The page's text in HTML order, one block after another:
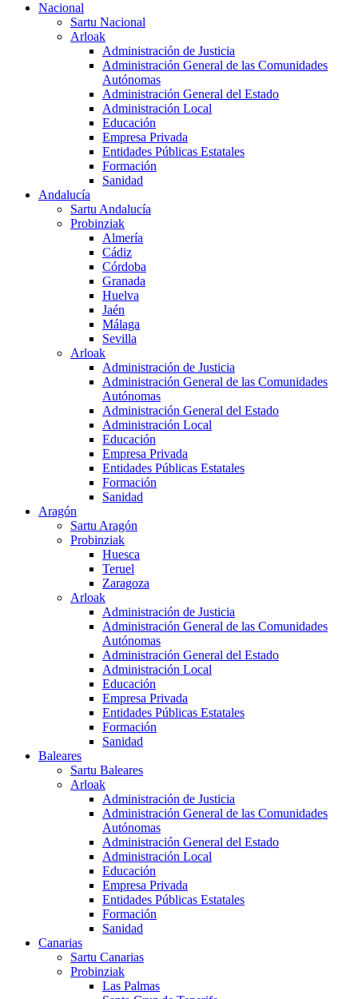
Nacional
Sartu Nacional
Arloak
Administración de Justicia
Administración General de las Comunidades
Autónomas
Administración General del Estado
Administración Local
Educación
Empresa Privada
Entidades Públicas Estatales
Formación
Sanidad
Andalucía
Sartu Andalucía
Probinziak
Almería
Cádiz
Córdoba
Granada
Huelva
Jaén
Málaga
Sevilla
Arloak
Administración de Justicia
Administración General de las Comunidades
Autónomas
Administración General del Estado
Administración Local
Educación
Empresa Privada
Entidades Públicas Estatales
Formación
Sanidad
Aragón
Sartu Aragón
Probinziak
Huesca
Teruel
Zaragoza
Arloak
Administración de Justicia
Administración General de las Comunidades
Autónomas
Administración General del Estado
Administración Local
Educación
Empresa Privada
Entidades Públicas Estatales
Formación
Sanidad
Baleares
Sartu Baleares
Arloak
Administración de Justicia
Administración General de las Comunidades
Autónomas
Administración General del Estado
Administración Local
Educación
Empresa Privada
Entidades Públicas Estatales
Formación
Sanidad
Canarias
Sartu Canarias
Probinziak
Las Palmas